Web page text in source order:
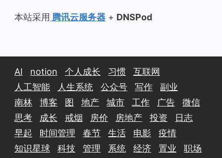
本站采用 腾讯云服务器 + DNSPod
AI notion 个人成长 习惯
互联网
人工智能
人生系统 公众号 写作
副业
南林
博客 图 地产 城市 工作 广告
微信
思考
成长 戒烟 房价 房地产 投资
日志
早起
时间管理 春节 生活 电影
疫情
知识星球
科技 管理 系统 经济 置业 职场